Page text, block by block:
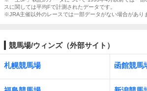
スに関しては平均Fで計測されたデータです。
※JRA主催以外のレースでは一部データがない場合があり
競馬場/ウィンズ（外部サイト）
札幌競馬場 函館競馬